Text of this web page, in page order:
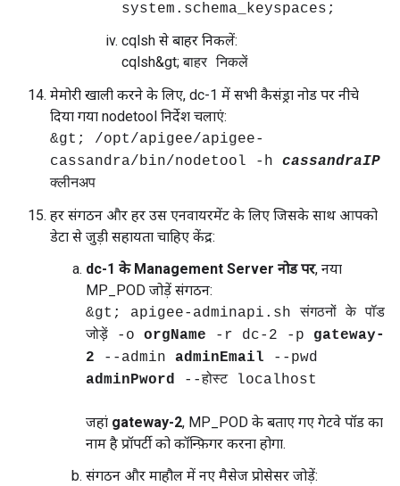
system.schema_keyspaces;
cqlsh से बाहर निकलें:
cqlsh&gt;बाहर निकलें
मेमोरी खाली करने के लिए, dc-1 में सभी कैसंड्रा नोड पर नीचे
दिया गया nodetool निर्देश चलाएं:
&gt; /opt/apigee/apigee-
cassandra/bin/nodetool -h cassandraIP
क्लीनअप
हर संगठन और हर उस एनवायरमेंट के लिए जिसके साथ आपको
डेटा से जुड़ी सहायता चाहिए केंद्र:
dc-1 के Management Server नोड पर, नया
MP_POD जोड़ें संगठन:
&gt; apigee-adminapi.sh संगठनों के पॉड
जोड़ें -o orgName -r dc-2 -p gateway-
2 --admin adminEmail --pwd
adminPword --होस्ट localhost
जहां gateway-2, MP_POD के बताए गए गेटवे पॉड का
नाम है प्रॉपर्टी को कॉन्फ़िगर करना होगा.
संगठन और माहौल में नए मैसेज प्रोसेसर जोड़ें: